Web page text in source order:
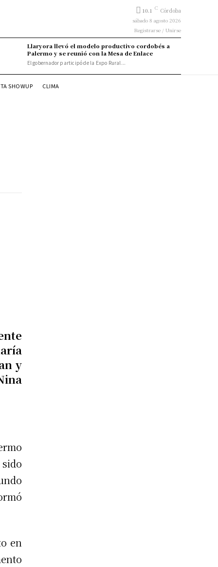
10.1 C Córdoba
sábado 8 agosto 2026
Registrarse / Unirse
Llaryora llevó el modelo productivo cordobés a
Palermo y se reunió con la Mesa de Enlace
El gobernador participó de la Expo Rural...
SHOWUP CLIMA
y
en